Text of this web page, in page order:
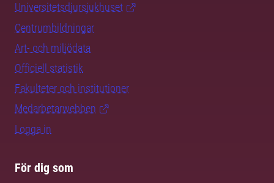
Universitetsdjursjukhuset
Centrumbildningar
Art- och miljödata
Officiell statistik
Fakulteter och institutioner
Medarbetarwebben
Logga in
För dig som